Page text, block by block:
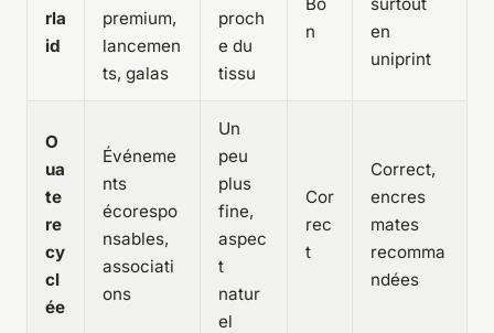
rla
id
premium,
lancemen
ts, galas
proch
e du
tissu
n
en
uniprint
O
ua
te
re
cy
cl
ée
Événeme
nts
écorespo
nsables,
associati
ons
Un
peu
plus
fine,
aspec
t
natur
el
Cor
rec
t
Correct,
encres
mates
recomma
ndées